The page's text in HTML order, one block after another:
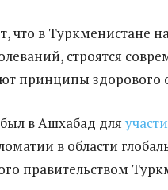
что в Туркменистане
строятся
принципы здорового
в Ашхабад для
в области
правительством